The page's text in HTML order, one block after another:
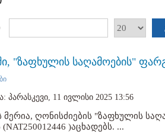
"ზაფხულის საღამოების"
პარასკევი, 11 ივლისი 2025 13:56
მერია, ღონისძიების "ზაფხულის
)აცხადებს. ...